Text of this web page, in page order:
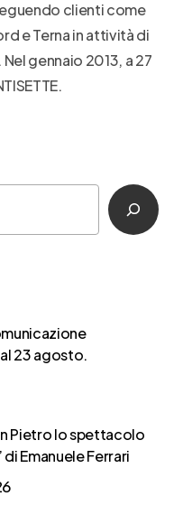
clienti come
e Terna in attività di
gennaio 2013, a 27
23 agosto.
Pietro lo spettacolo
di Emanuele Ferrari